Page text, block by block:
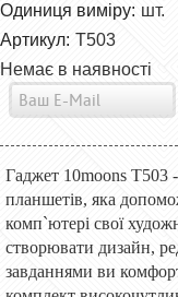
Одиниця виміру: шт.
Артикул: T503
Немає в наявності
Гаджет 10moons T503
планшетів, яка
комп`ютері свої
створювати дизайн,
завданнями ви